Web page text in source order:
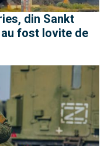
din Sankt
fost lovite de